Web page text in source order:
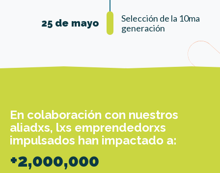
25 de mayo
Selección de la 10ma
generación
En colaboración con nuestros
aliadxs, lxs emprendedorxs
impulsados han impactado a:
+2,000,000